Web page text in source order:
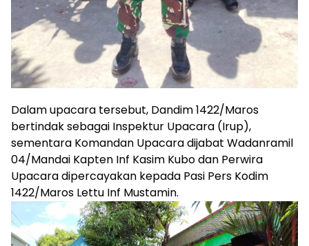
Dalam upacara tersebut, Dandim 1422/Maros
bertindak sebagai Inspektur Upacara (Irup),
sementara Komandan Upacara dijabat Wadanramil
04/Mandai Kapten Inf Kasim Kubo dan Perwira
Upacara dipercayakan kepada Pasi Pers Kodim
1422/Maros Lettu Inf Mustamin.